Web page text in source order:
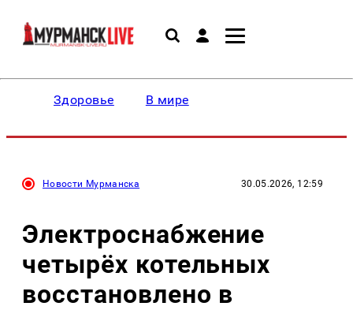
Здоровье В мире
Новости Мурманска 30.05.2026, 12:59
Электроснабжение
четырёх котельных
восстановлено в